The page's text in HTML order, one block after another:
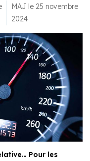
MAJ le 25 novembre
2024
Pour les